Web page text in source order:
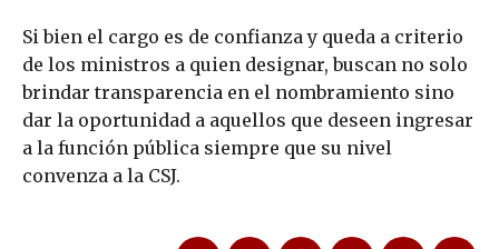
Si bien el cargo es de confianza y queda a criterio
de los ministros a quien designar, buscan no solo
brindar transparencia en el nombramiento sino
dar la oportunidad a aquellos que deseen ingresar
a la función pública siempre que su nivel
convenza a la CSJ.